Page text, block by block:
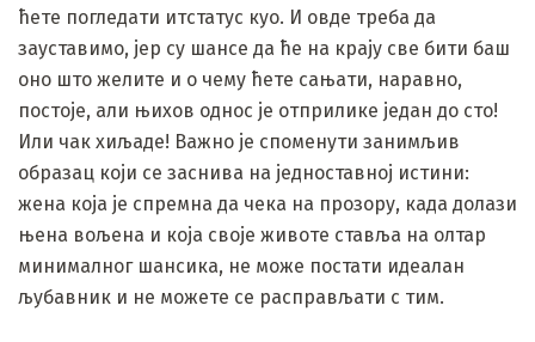
ћете погледати итстатус куо. И овде треба да
зауставимо, јер су шансе да ће на крају све бити баш
оно што желите и о чему ћете сањати, наравно,
постоје, али њихов однос је отприлике један до сто!
Или чак хиљаде! Важно је споменути занимљив
образац који се заснива на једноставној истини:
жена која је спремна да чека на прозору, када долази
њена вољена и која своје животе ставља на олтар
минималног шансика, не може постати идеалан
љубавник и не можете се расправљати с тим.